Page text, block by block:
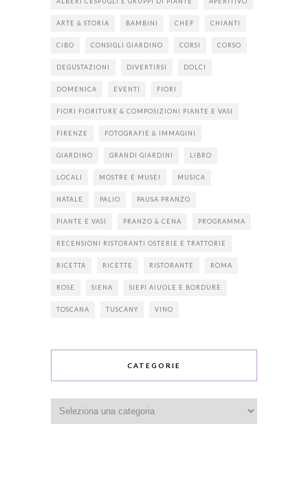
ARTE & STORIA BAMBINI CHEF CHIANTI
CIBO CONSIGLI GIARDINO CORSI CORSO
DEGUSTAZIONI DIVERTIRSI DOLCI
DOMENICA EVENTI FIORI
FIORI FIORITURE & COMPOSIZIONI PIANTE E VASI
FIRENZE FOTOGRAFIE & IMMAGINI
GIARDINO GRANDI GIARDINI LIBRO
LOCALI MOSTRE E MUSEI MUSICA
NATALE PALIO PAUSA PRANZO
PIANTE E VASI PRANZO & CENA PROGRAMMA
RECENSIONI RISTORANTI OSTERIE E TRATTORIE
RICETTA RICETTE RISTORANTE ROMA
ROSE SIENA SIEPI AIUOLE E BORDURE
TOSCANA TUSCANY VINO
CATEGORIE